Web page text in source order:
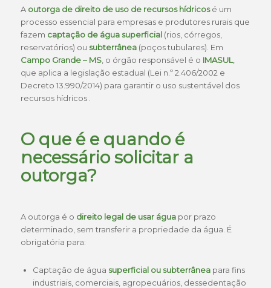
A outorga de direito de uso de recursos hídricosé um
processo essencial para empresas e produtores rurais que
fazem captação de água superficial(rios, córregos,
reservatórios) ou subterrânea(poços tubulares). Em
Campo Grande – MS, o órgão responsável é o IMASUL,
que aplica a legislação estadual (Lei n.º 2.406/2002 e
Decreto 13.990/2014) para garantir o uso sustentável dos
recursos hídricos .
O que é e quando é
necessário solicitar a
outorga?
A outorga é o direito legal de usar águapor prazo
determinado, sem transferir a propriedade da água. É
obrigatória para:
Captação de água superficial ou subterrâneapara fins
industriais, comerciais, agropecuários, dessedentação